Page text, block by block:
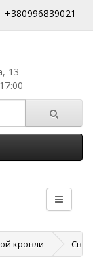
+380996839021
13
кровли